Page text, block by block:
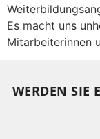
Es macht uns
Mitarbeiterinnen
WERDEN SIE